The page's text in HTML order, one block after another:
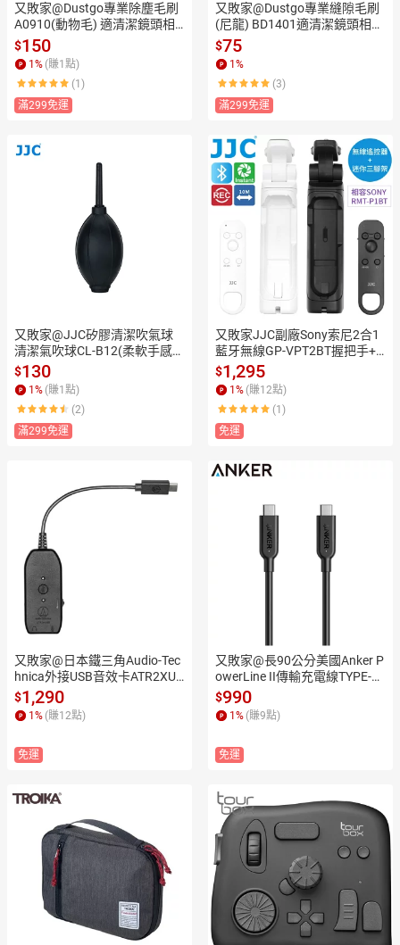
又敗家@Dustgo專業除塵毛刷
A0910(動物毛) 適清潔鏡頭相
機身Notebook筆記電腦鍵盤平
板電腦Tablet LCD液晶螢幕光
學儀器UV濾鏡頭保護鏡放大鏡
顯微攝影機投影機3C設備細縫
隙【全館299超取免運】【APP
$150
1% (賺1點)
(1)
滿299免運
又敗家@Dustgo專業縫隙毛刷
(尼龍) BD1401適清潔鏡頭相機
身Notebook筆記電腦鍵盤平板
電腦Tablet LCD液晶螢幕光學
儀器UV濾鏡頭保護鏡放大鏡顯
微攝影機投影機3C設備【全館
299超取免運】【APP下單點數
$75
1%
(3)
滿299免運
又敗家@JJC矽膠清潔吹氣球
清潔氣吹球CL-B12(柔軟手感佳
好按壓.小巧風大)清潔相機氣吹
清潔鏡頭氣吹空氣吹球清潔濾
鏡保護鏡氣吹適保養3C鍵盤手
機相機身鏡頭lens air cleaning
blower【全館299超取免運】
$130
1 % (賺1 點)
(2)
滿299免運
又敗家JJC副廠Sony索尼2合1
藍牙無線GP-VPT2BT握把手+R
MT-P1BT錄影快門遙控器TP-S1
迷你三腳架(適FX3 FX30 a1II a
7  a7R III IV Va V a7C II R a7SII
I a9 I II III a6700 a6600 a6100
ZV-1 ZV-1F ZV-E1 ZV-E10 RX1
【APP下單點數4倍送】
$1,295
1 % (賺12點)
(1)
免運
又敗家@日本鐵三角Audio-Tec
hnica外接USB音效卡ATR2XUS
B外部音訊卡耳機麥克風轉接器
適筆電蘋果Mac【全館299超取
免運】【APP下單點數4倍送】
$1,290
1 % (賺12點)
免運
又敗家@長90公分美國Anker P
owerLine II傳輸充電線TYPE-C
對TYPE-C即USB-C to USB-C充
電線 USB-C轉USB-C電源線A84
85011快充線Macbook充電線
傳輸數據線 蘋果筆電筆記型電
運】【APP下單點數4倍送】
$990
1 % (賺9點)
免運